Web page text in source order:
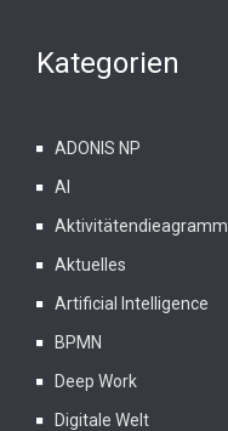
Kategorien
ADONIS NP
AI
Aktivitätendieagramm
Aktuelles
Artificial Intelligence
BPMN
Deep Work
Digitale Welt